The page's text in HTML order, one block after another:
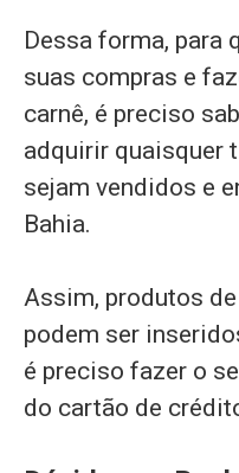
Dessa forma, para
suas compras e
carnê, é preciso
adquirir quaisquer
sejam vendidos e
Bahia.
Assim, produtos
podem ser
é preciso fazer o
do cartão de